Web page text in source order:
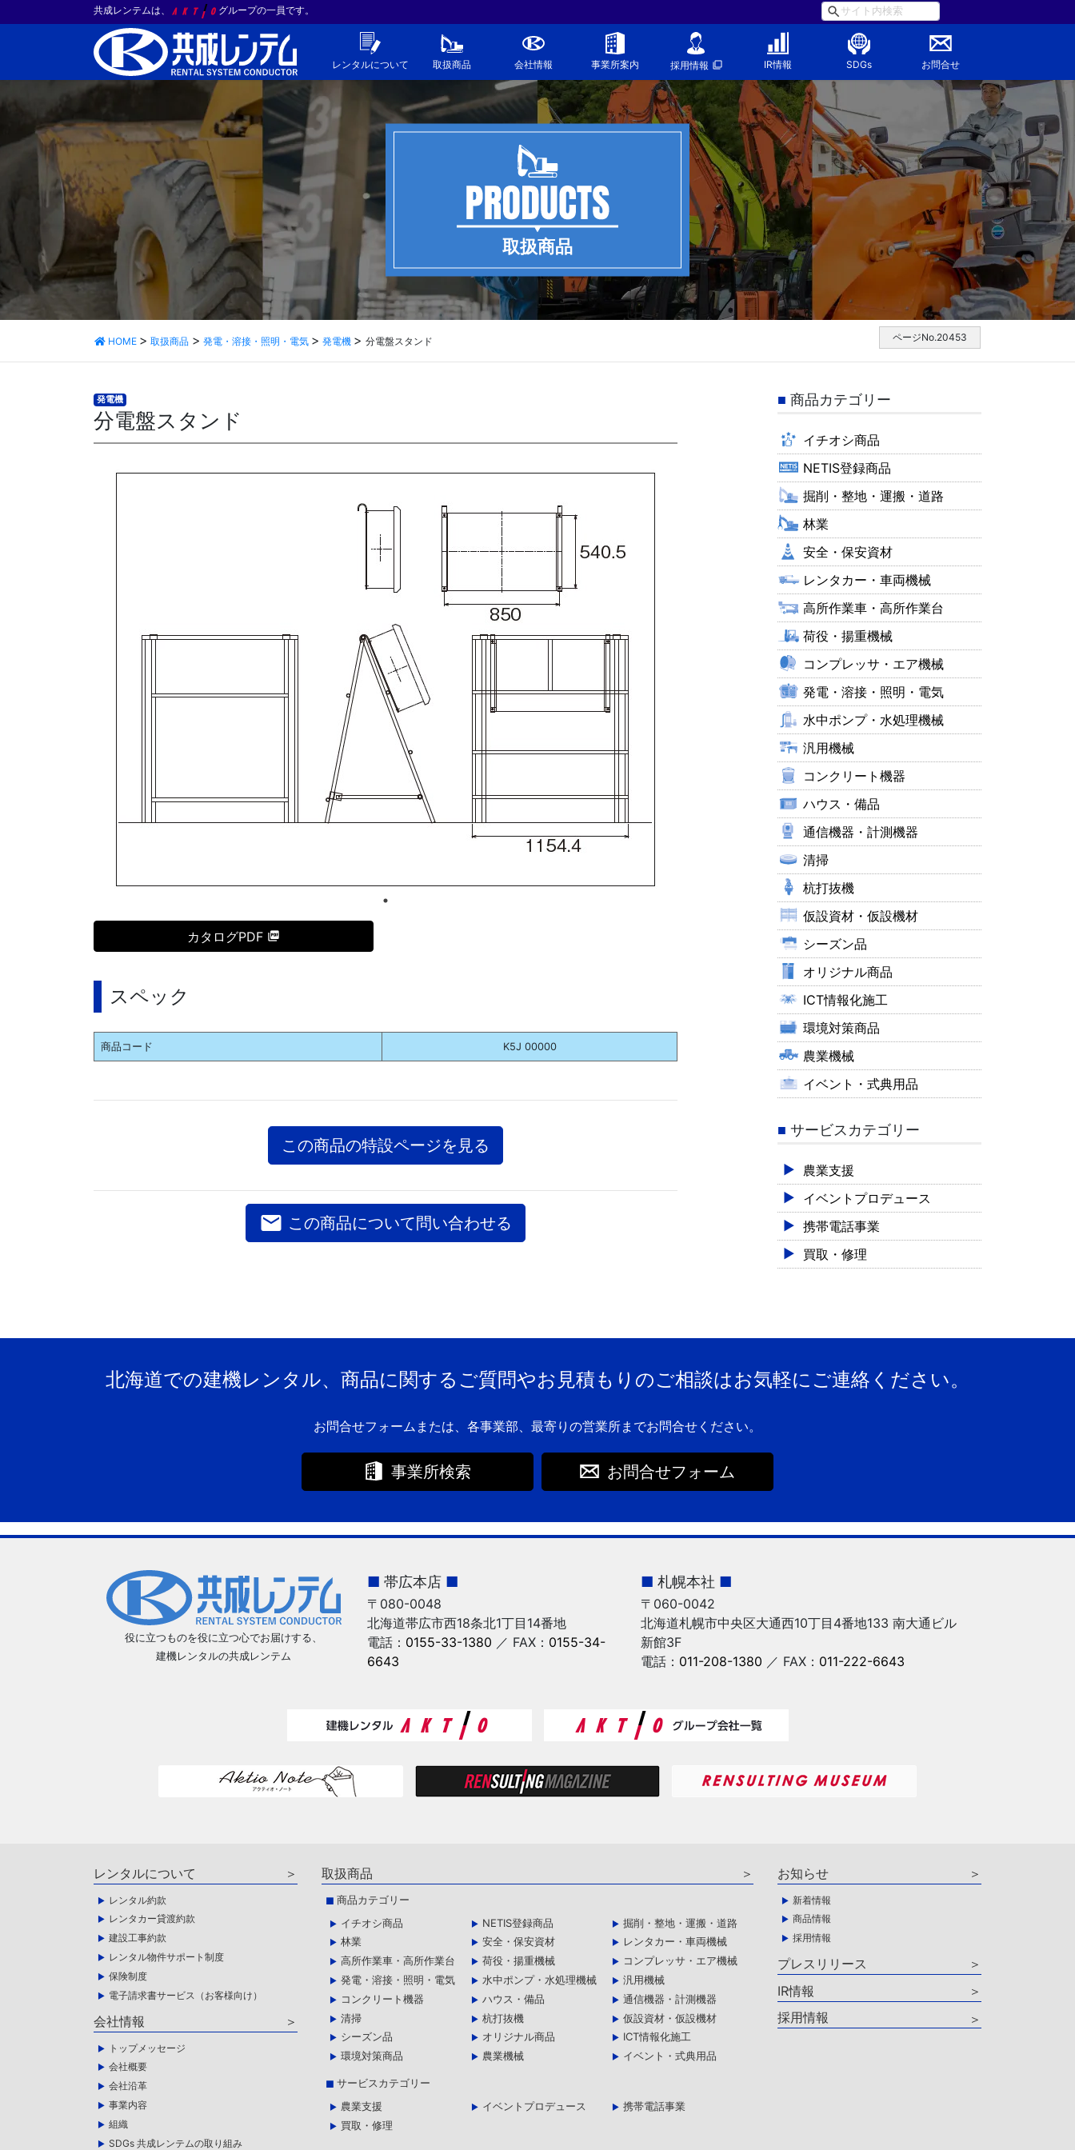
レンタルについて 取扱商品 会社情報 事業所案内 採用情報 IR情報 SDGs お問合せ
共成レンテムは、 グループの一員です。
取扱商品
HOME 取扱商品 発電・溶接・照明・電気 発電機 分電盤スタンド ページNo.20453
発電機
分電盤スタンド
カタログPDF
スペック
商品コード K5J 00000
この商品の特設ページを見る
email この商品について問い合わせる
商品カテゴリー
イチオシ商品
NETIS登録商品
掘削・整地・運搬・道路
林業
安全・保安資材
レンタカー・車両機械
高所作業車・高所作業台
荷役・揚重機械
コンプレッサ・エア機械
発電・溶接・照明・電気
水中ポンプ・水処理機械
汎用機械
コンクリート機器
ハウス・備品
通信機器・計測機器
清掃
杭打抜機
仮設資材・仮設機材
シーズン品
オリジナル商品
ICT情報化施工
環境対策商品
農業機械
イベント・式典用品
サービスカテゴリー
農業支援
イベントプロデュース
携帯電話事業
買取・修理
北海道での建機レンタル、商品に関するご質問やお見積もりのご相談はお気軽にご連絡ください。
お問合せフォームまたは、各事業部、最寄りの営業所までお問合せください。
事業所検索 お問合せフォーム
役に立つものを役に立つ心でお届けする、
建機レンタルの共成レンテム
■ 帯広本店 ■
〒080-0048
北海道帯広市西18条北1丁目14番地
電話： 0155-33-1380 ／ FAX： 0155-34-
6643
■ 札幌本社 ■
〒060-0042
北海道札幌市中央区大通西10丁目4番地133 南大通ビル
新館3F
電話： 011-208-1380 ／ FAX： 011-222-6643
レンタルについて
レンタル約款
レンタカー貸渡約款
建設工事約款
レンタル物件サポート制度
保険制度
電子請求書サービス（お客様向け）
会社情報
トップメッセージ
会社概要
会社沿革
事業内容
組織
SDGs 共成レンテムの取り組み
取扱商品
商品カテゴリー
イチオシ商品
NETIS登録商品
掘削・整地・運搬・道路
林業
安全・保安資材
レンタカー・車両機械
高所作業車・高所作業台
荷役・揚重機械
コンプレッサ・エア機械
発電・溶接・照明・電気
水中ポンプ・水処理機械
汎用機械
コンクリート機器
ハウス・備品
通信機器・計測機器
清掃
杭打抜機
仮設資材・仮設機材
シーズン品
オリジナル商品
ICT情報化施工
環境対策商品
農業機械 イベント・式典用品
サービスカテゴリー
農業支援
イベントプロデュース
携帯電話事業
買取・修理
お知らせ
新着情報
商品情報
採用情報
プレスリリース
IR情報
採用情報